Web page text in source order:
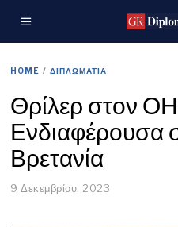
HOME / ΔΙΠΛΩΜΑΤΙΑ
Θρίλερ στον
Ενδιαφέρουσα
Βρετανία
9 Δεκεμβρίου, 2023